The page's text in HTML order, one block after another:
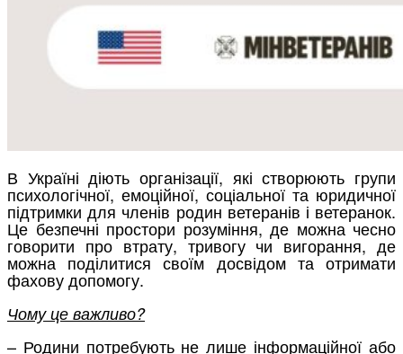
В Україні діють організації, які створюють групи
психологічної, емоційної, соціальної та юридичної
підтримки для членів родин ветеранів і ветеранок.
Це безпечні простори розуміння, де можна чесно
говорити про втрату, тривогу чи вигорання, де
можна поділитися своїм досвідом та отримати
фахову допомогу.
Чому це важливо?
– Родини потребують не лише інформаційної або